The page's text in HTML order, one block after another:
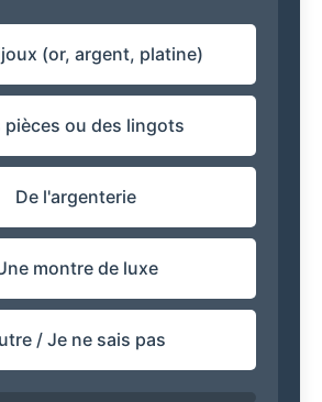
(or, argent, platine)
pièces ou des lingots
De l'argenterie
montre de luxe
/ Je ne sais pas